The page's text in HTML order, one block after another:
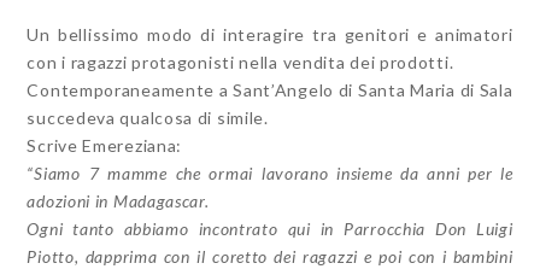
Un bellissimo modo di interagire tra genitori e animatori
con i ragazzi protagonisti nella vendita dei prodotti.
Contemporaneamente a Sant’Angelo di Santa Maria di Sala
succedeva qualcosa di simile.
Scrive Emereziana:
“Siamo 7 mamme che ormai lavorano insieme da anni per le
adozioni in Madagascar.
Ogni tanto abbiamo incontrato qui in Parrocchia Don Luigi
Piotto, dapprima con il coretto dei ragazzi e poi con i bambini